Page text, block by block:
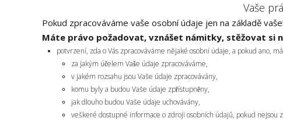
Vaše
Pokud zpracováváme vaše osobní údaje jen na základě
Máte právo požadovat, vznášet námitky, stěžovat si
potvrzení, zda o Vás zpracováváme nějaké osobní údaje, a pokud ano,
za jakým účelem Vaše údaje zpracováváme,
v jakém rozsahu jsou Vaše údaje zpracovávány,
komu byly a budou Vaše údaje zpřístupněny,
jak dlouho budou Vaše údaje uchovávány,
veškeré dostupné informace o zdroji osobních údajů, pokud nejsou